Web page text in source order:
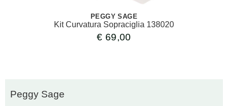
PEGGY SAGE
Kit Curvatura Sopraciglia 138020
€ 69,00
Peggy Sage